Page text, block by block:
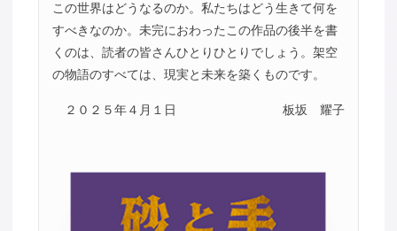
この世界はどうなるのか。私たちはどう生きて何を
すべきなのか。未完におわったこの作品の後半を書
くのは、読者の皆さんひとりひとりでしょう。架空
の物語のすべては、現実と未来を築くものです。
２０２５年４月１日 板坂 耀子